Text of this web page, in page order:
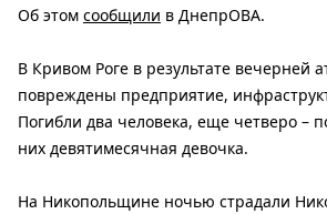
Об этом сообщили в ДнепрОВА.
В Кривом Роге в результате вечерней
повреждены предприятие,
Погибли два человека, еще четверо –
них девятимесячная девочка.
На Никопольщине ночью страдали